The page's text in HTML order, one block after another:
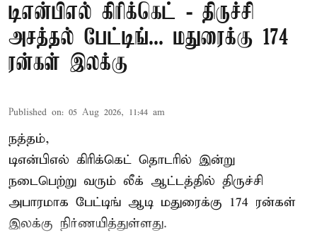
டிஎன்பிஎல் கிரிக்கெட் - திருச்சி
அசத்தல் பேட்டிங்... மதுரைக்கு 174
ரன்கள் இலக்கு
Published on: 05 Aug 2026, 11:44 am
நத்தம்,
டிஎன்பிஎல் கிரிக்கெட் தொடரில் இன்று
நடைபெற்று வரும் லீக் ஆட்டத்தில் திருச்சி
அபாரமாக பேட்டிங் ஆடி மதுரைக்கு 174 ரன்கள்
இலக்கு நிர்ணயித்துள்ளது.